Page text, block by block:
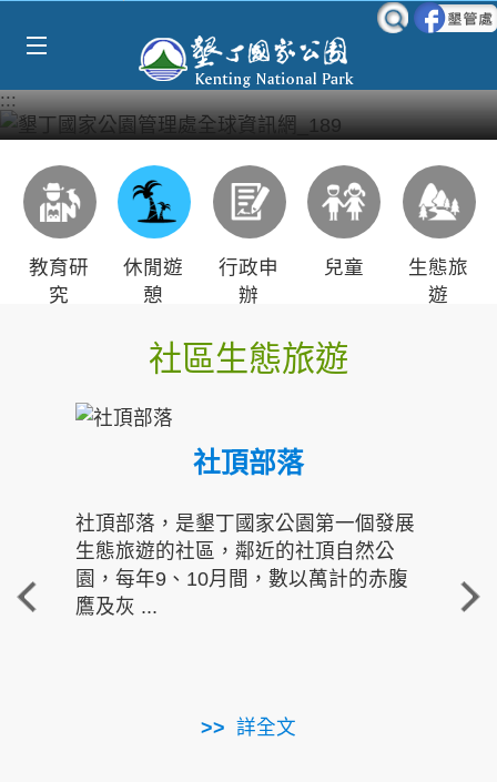
:::
教育研
究
休閒遊
憩
行政申
辦
兒童
生態旅
遊
社區生態旅遊
社頂部落
社頂部落，是墾丁國家公園第一個發展
生態旅遊的社區，鄰近的社頂自然公
園，每年9、10月間，數以萬計的赤腹
鷹及灰 ...
詳全文
重
走進